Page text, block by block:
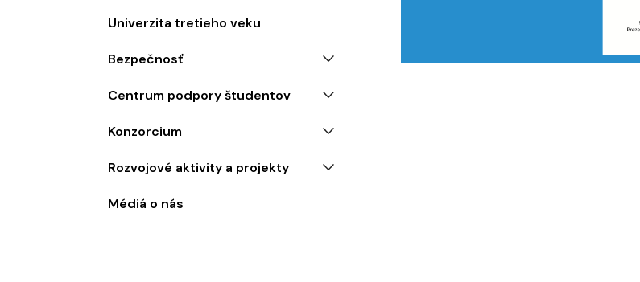
Univerzita tretieho veku
Bezpečnosť
Centrum podpory študentov
Konzorcium
Rozvojové aktivity a projekty
Médiá o nás